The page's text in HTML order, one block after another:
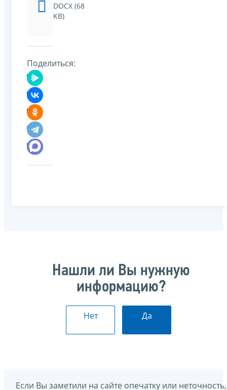
DOCX (68
KB)
Поделиться:
Нашли ли Вы нужную
информацию?
Нет Да
Если Вы заметили на сайте опечатку или неточность,